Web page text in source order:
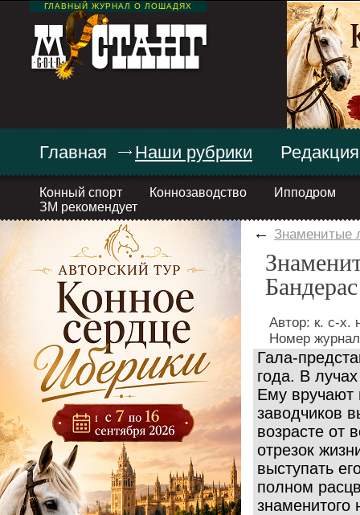
ГЛАВНЫЙ ЖУРНАЛ О ЛОШАДЯХ
Главная Наши рубрики
Конный спорт Коннозаводство
Ипподром
ЗМ рекомендует
Редакция
← Знаменитые
Автор: к. с-
Номер
Гала-
года. В
Ему вручают
заводчиков
возрасте от
отрезок
выступать
полном
знаменитого